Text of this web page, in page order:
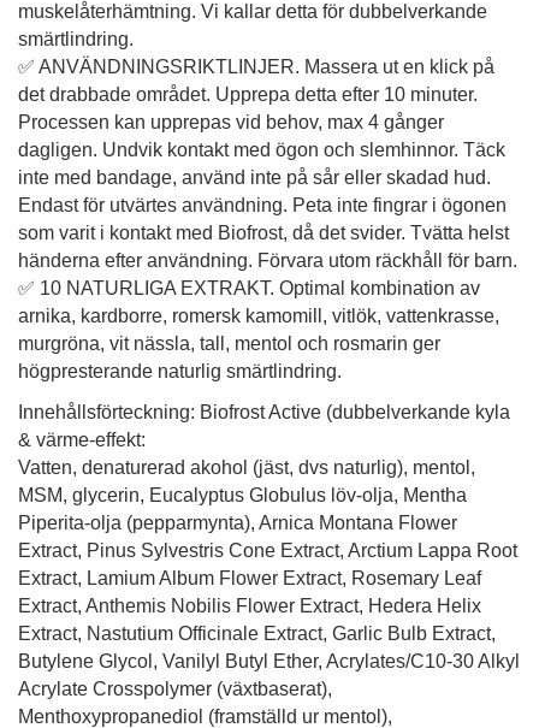
muskelåterhämtning. Vi kallar detta för dubbelverkande
smärtlindring.
✅ ANVÄNDNINGSRIKTLINJER. Massera ut en klick på
det drabbade området. Upprepa detta efter 10 minuter.
Processen kan upprepas vid behov, max 4 gånger
dagligen. Undvik kontakt med ögon och slemhinnor. Täck
inte med bandage, använd inte på sår eller skadad hud.
Endast för utvärtes användning. Peta inte fingrar i ögonen
som varit i kontakt med Biofrost, då det svider. Tvätta helst
händerna efter användning. Förvara utom räckhåll för barn.
✅ 10 NATURLIGA EXTRAKT. Optimal kombination av
arnika, kardborre, romersk kamomill, vitlök, vattenkrasse,
murgröna, vit nässla, tall, mentol och rosmarin ger
högpresterande naturlig smärtlindring.
Innehållsförteckning: Biofrost Active (dubbelverkande kyla
& värme-effekt:
Vatten, denaturerad akohol (jäst, dvs naturlig), mentol,
MSM, glycerin, Eucalyptus Globulus löv-olja, Mentha
Piperita-olja (pepparmynta), Arnica Montana Flower
Extract, Pinus Sylvestris Cone Extract, Arctium Lappa Root
Extract, Lamium Album Flower Extract, Rosemary Leaf
Extract, Anthemis Nobilis Flower Extract, Hedera Helix
Extract, Nastutium Officinale Extract, Garlic Bulb Extract,
Butylene Glycol, Vanilyl Butyl Ether, Acrylates/C10-30 Alkyl
Acrylate Crosspolymer (växtbaserat),
Menthoxypropanediol (framställd ur mentol),